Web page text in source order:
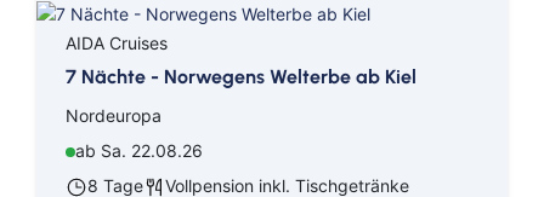
AIDA Cruises
7 Nächte - Norwegens Welterbe ab Kiel
Nordeuropa
ab Sa. 22.08.26
8 Tage
Vollpension inkl. Tischgetränke